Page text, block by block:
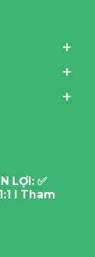
LỢI: ✅
I Tham